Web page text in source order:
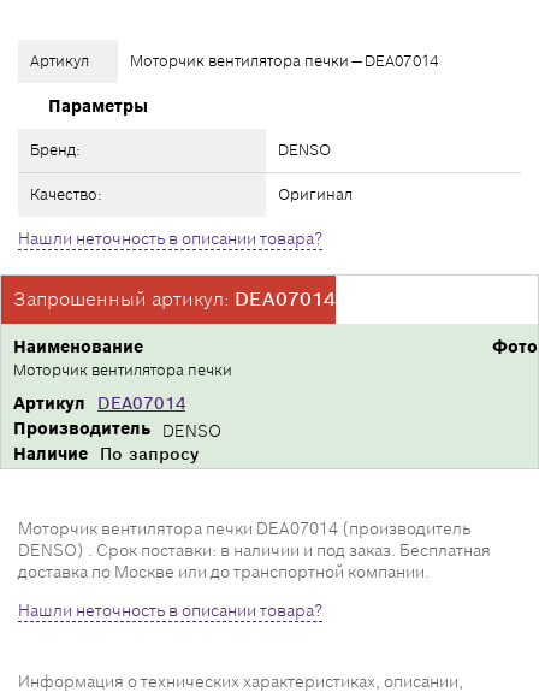
Артикул Моторчик вентилятора печки — DEA07014
Параметры
Бренд: DENSO
Качество: Оригинал
Нашли неточность в описании товара?
Запрошенный артикул: DEA07014
Фото
Производитель DENSO
Артикул DEA07014
Наименование
Моторчик вентилятора печки
Наличие По запросу
Моторчик вентилятора печки DEA07014 (производитель
DENSO) . Срок поставки: в наличии и под заказ. Бесплатная
доставка по Москве или до транспортной компании.
Нашли неточность в описании товара?
Информация о технических характеристиках, описании,